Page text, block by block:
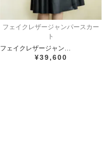
フェイクレザージャンパースカー
ト
フェイクレザージャン…
¥39,600